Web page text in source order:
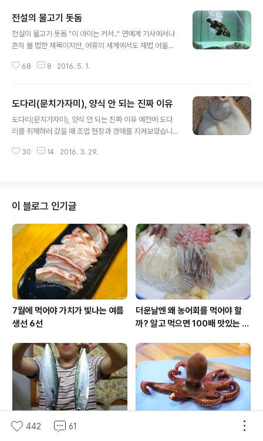
전설의 물고기 돗돔
전설의 물고기 돗돔 "이 아이는 커서.." 연예계 기사에서나
흔히 볼 법한 제목이지만, 어류의 세계에서도 제법 어울리
우연히 발견한 돗돔이다. 이것이 일 년 중 몇 마리 잡히지도
린다면 선뜻 이해되지 않겠지만, 이 녀석은 커서 몸 길이 2
m, 무게 150kg 이상으로 자라게 될 돗돔으로 성장하게 된
다. 그런 녀석이 어떤 연유로 횟집 수조에 모셔놓았는지는
서는 돗돔 생태의 비밀을 캐내기 위한 연구와 양식이 시도
68 8 2016. 5. 1.
도다리(문치가자미), 양식 안 되는 진짜 이유
도다리(문치가자미), 양식 안 되는 진짜 이유 예전에 도다
리를 취재하러 갔을 때 조업 현장과 경매를 지켜보았습니
리의 비율이 어떻게 되는지 알고는 있었지만, 눈으로 직접
는 문치가자미는 하루에도 몇십 상자씩 위판되는 데 비해
'표준명 도다리'는 한두 상자에 그치는 꼴입니다. 그런데 예
전의 도다리를 기억하는 사람들의 이야기를 들어보면 과거
에는 이렇게까지 귀하지 않았다고 합니다. 지금의 문치가
자미만큼은 아니지만, 30년 전만 해도 표준명 도다리는 제
법 잡혔다고 전해집니다. 지금은 문치가자미..
30 14 2016. 3. 29.
이 블로그 인기글
7월에 먹어야 가치가 빛나는 여름
생선 6선
더운날엔 왜 농어회를 먹어야 할
까? 알고 먹으면 100배 맛있는 농
초보자도 꽝이 없는 고등어낚시 방
실패 없이 문어 삶는법, '이것'을 넣
442 61